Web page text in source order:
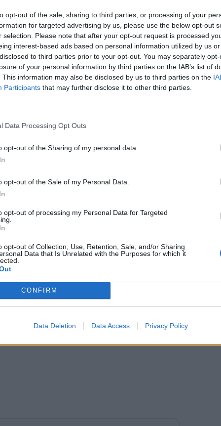
opt-out of the sale, sharing to third parties, or processing of your
for targeted advertising by us, please use the below opt-out
selection. Please note that after your opt-out request is processed
interest-based ads based on personal information utilized by us
to third parties prior to your opt-out. You may separately
of your personal information by third parties on the IAB’s list of
This information may also be disclosed by us to third parties on the
Participants that may further disclose it to other third parties.
Data Processing Opt Outs
opt-out of the Sharing of my personal data.
opt-out of the Sale of my Personal Data.
opt-out of processing my Personal Data for Targeted
opt-out of Collection, Use, Retention, Sale, and/or Sharing
Data that Is Unrelated with the Purposes for which it
CONFIRM
Data Deletion Data Access Privacy Policy
(8/6-14/6).
της με ένα από τα ανερχόμενα
Καναδή Βικτόρια Εμπόκο.
είχε αποσυρθεί από την ενεργό δράση
της μια μυθική κληρονομιά με 23
επιβεβαίωσε η ίδια, δημοσιεύοντας
στα social media σχετικό βίντεο σε
δεν έκρυψε τον ενθουσιασμό της για
μέρος για να ξεκινήσει αυτό το
χαρίσει μερικές από τις πιο
και είμαι ενθουσιασμένη που
τις πιο εμβληματικές σκηνές του
η συμμετοχή στο μονό του